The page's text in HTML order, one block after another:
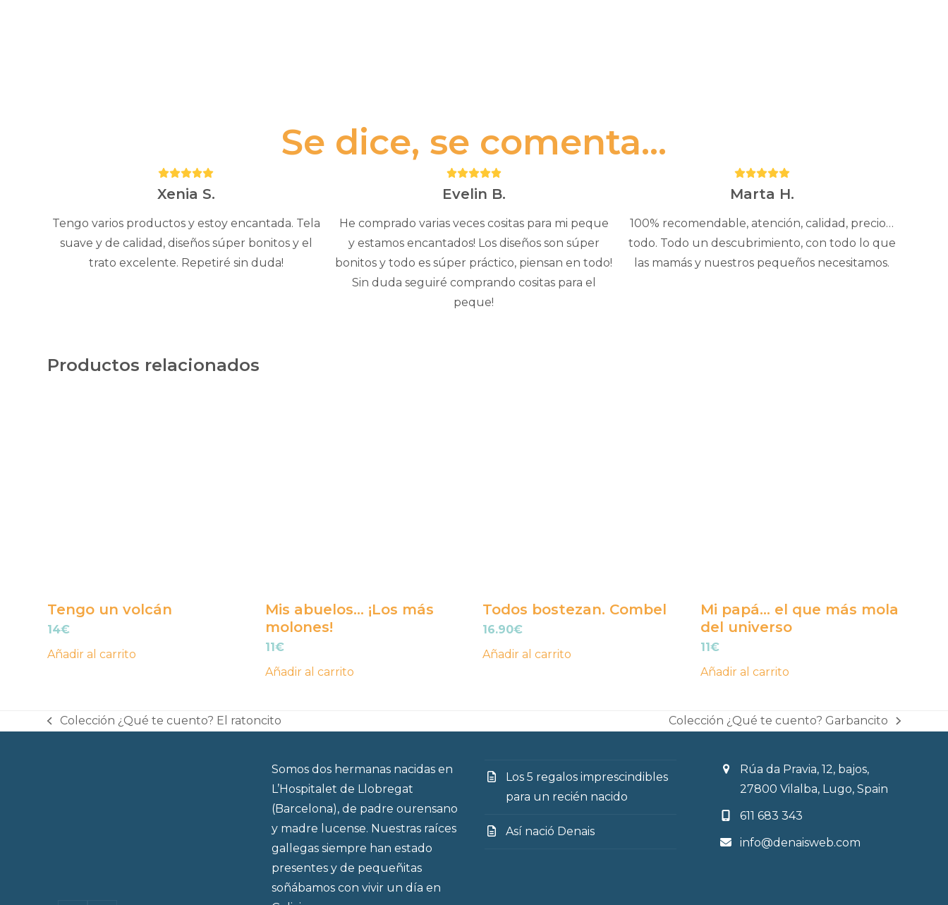
Se dice, se comenta...
Puntuación:
5
Xenia S.
Tengo varios productos y estoy encantada. Tela
suave y de calidad, diseños súper bonitos y el
trato excelente. Repetiré sin duda!
Puntuación:
5
Evelin B.
He comprado varias veces cositas para mi peque
y estamos encantados! Los diseños son súper
bonitos y todo es súper práctico, piensan en todo!
Sin duda seguiré comprando cositas para el
peque!
Puntuación:
5
Marta H.
100% recomendable, atención, calidad, precio…
todo. Todo un descubrimiento, con todo lo que
las mamás y nuestros pequeños necesitamos.
Productos relacionados
Tengo un volcán
14€
Añadir al carrito
Mis abuelos… ¡Los más
molones!
11€
Añadir al carrito
Todos bostezan. Combel
16.90€
Añadir al carrito
Mi papá… el que más mola
del universo
11€
Añadir al carrito
previous
Colección ¿Qué te cuento? El ratoncito
next
Colección ¿Qué te cuento? Garbancito
Somos dos hermanas nacidas en
L’Hospitalet de Llobregat
(Barcelona), de padre ourensano
y madre lucense. Nuestras raíces
gallegas siempre han estado
presentes y de pequeñitas
soñábamos con vivir un día en
Los 5 regalos imprescindibles
para un recién nacido
Así nació Denais
Rúa da Pravia, 12, bajos,
27800 Vilalba, Lugo, Spain
611 683 343
info@denaisweb.com